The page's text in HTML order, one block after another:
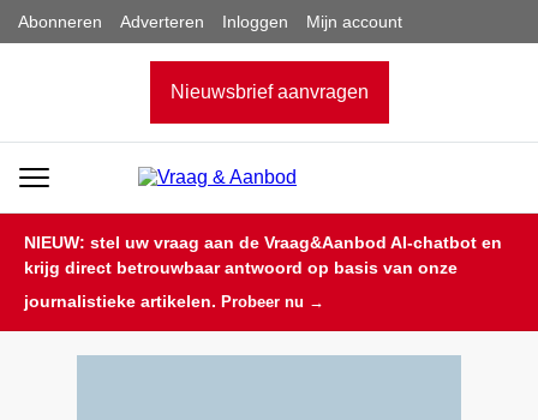
Abonneren Adverteren Inloggen Mijn account
Nieuwsbrief aanvragen
NIEUW: stel uw vraag aan de Vraag&Aanbod AI-chatbot en
krijg direct betrouwbaar antwoord op basis van onze
journalistieke artikelen. Probeer nu →